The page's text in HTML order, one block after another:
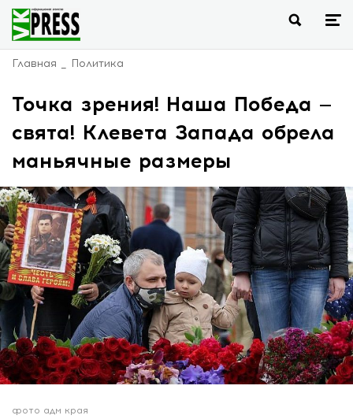
Главная Политика
Точка зрения! Наша Победа —
свята! Клевета Запада обрела
маньячные размеры
фото адм края